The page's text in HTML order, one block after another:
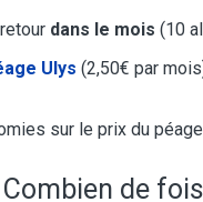
dans le mois (10
Ulys (2,50€ par
sur le prix du
Combien de